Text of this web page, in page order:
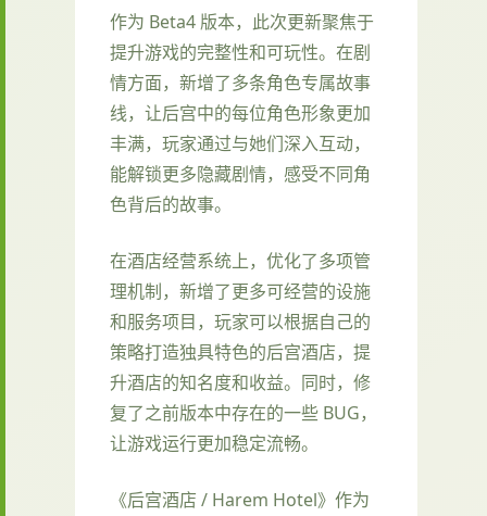
作为 Beta4 版本，此次更新聚焦于
提升游戏的完整性和可玩性。在剧
情方面，新增了多条角色专属故事
线，让后宫中的每位角色形象更加
丰满，玩家通过与她们深入互动，
能解锁更多隐藏剧情，感受不同角
色背后的故事。
在酒店经营系统上，优化了多项管
理机制，新增了更多可经营的设施
和服务项目，玩家可以根据自己的
策略打造独具特色的后宫酒店，提
升酒店的知名度和收益。同时，修
复了之前版本中存在的一些 BUG，
让游戏运行更加稳定流畅。
《后宫酒店 / Harem Hotel》作为